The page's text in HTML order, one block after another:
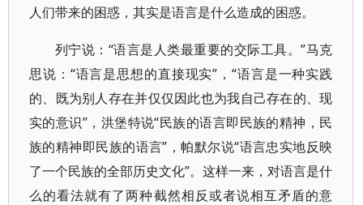
人们带来的困惑，其实是语言是什么造成的困惑。
列宁说：“语言是人类最重要的交际工具。”马克
思说：“语言是思想的直接现实”，“语言是一种实践
的、既为别人存在并仅仅因此也为我自己存在的、现
实的意识”，洪堡特说“民族的语言即民族的精神，民
族的精神即民族的语言”，帕默尔说“语言忠实地反映
了一个民族的全部历史文化”。这样一来，对语言是什
么的看法就有了两种截然相反或者说相互矛盾的意